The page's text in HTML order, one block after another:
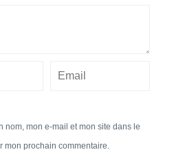
nom, mon e-mail et mon site dans le
mon prochain commentaire.